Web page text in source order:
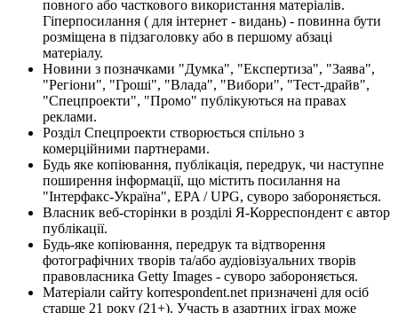
повного або часткового використання матеріалів.
Гіперпосилання ( для інтернет - видань) - повинна бути
розміщена в підзаголовку або в першому абзаці
матеріалу.
Новини з позначками "Думка", "Експертиза", "Заява",
"Регіони", "Гроші", "Влада", "Вибори", "Тест-драйв",
"Спецпроекти", "Промо" публікуються на правах
реклами.
Розділ Спецпроекти створюється спільно з
комерційними партнерами.
Будь яке копіювання, публікація, передрук, чи наступне
поширення інформації, що містить посилання на
"Інтерфакс-Україна", EPA / UPG, суворо забороняється.
Власник веб-сторінки в розділі Я-Корреспондент є автор
публікації.
Будь-яке копіювання, передрук та відтворення
фотографічних творів та/або аудіовізуальних творів
правовласника Getty Images - суворо забороняється.
Матеріали сайту korrespondent.net призначені для осіб
старше 21 року (21+). Участь в азартних іграх може